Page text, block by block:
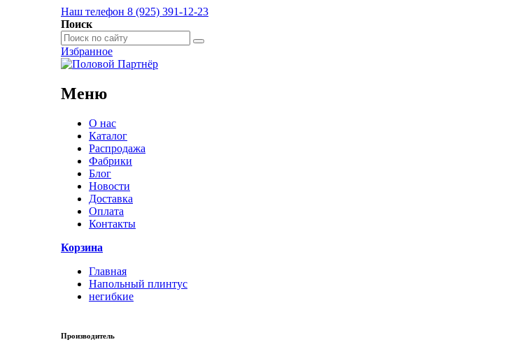
Наш телефон 8 (925) 391-12-23
Поиск
Избранное
Меню
О нас
Каталог
Распродажа
Фабрики
Блог
Новости
Доставка
Оплата
Контакты
Корзина
Главная
Напольный плинтус
негибкие
Производитель